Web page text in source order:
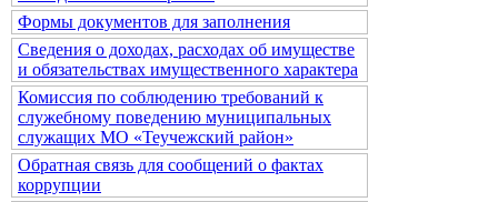
Формы документов для заполнения
Сведения о доходах, расходах об имуществе
и обязательствах имущественного характера
Комиссия по соблюдению требований к
служебному поведению муниципальных
служащих МО «Теучежский район»
Обратная связь для сообщений о фактах
коррупции